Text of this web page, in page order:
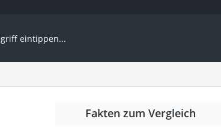
Fakten zum Vergleich